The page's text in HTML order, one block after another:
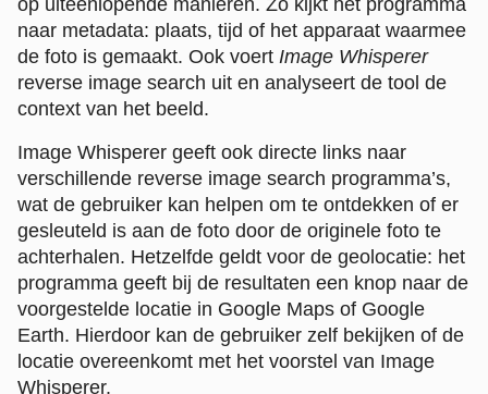
naar metadata: plaats, tijd of het apparaat waarmee
de foto is gemaakt. Ook voert Image Whisperer
reverse image search uit en analyseert de tool de
context van het beeld.
Image Whisperer geeft ook directe links naar
verschillende reverse image search programma’s,
wat de gebruiker kan helpen om te ontdekken of er
gesleuteld is aan de foto door de originele foto te
achterhalen. Hetzelfde geldt voor de geolocatie: het
programma geeft bij de resultaten een knop naar de
voorgestelde locatie in Google Maps of Google
Earth. Hierdoor kan de gebruiker zelf bekijken of de
locatie overeenkomt met het voorstel van Image
Whisperer.